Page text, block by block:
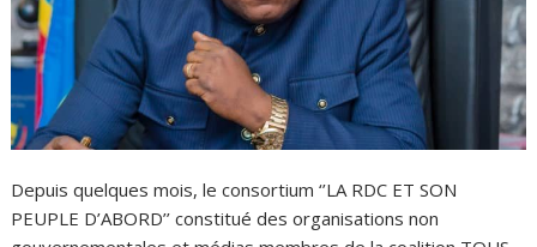
Depuis quelques mois, le consortium ‘’LA RDC ET SON
PEUPLE D’ABORD’’ constitué des organisations non